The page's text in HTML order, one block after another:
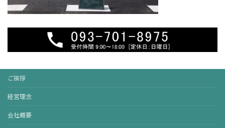
ご挨拶
経営理念
会社概要